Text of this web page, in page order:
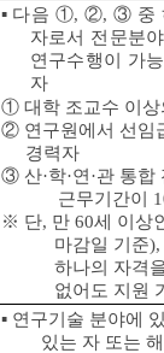
▪ 다음 ①, ②,③ 중
자로서 전문분
연구수행이 가
자
① 대학 조교수 이상
② 연구원에서 선임
경력자
③ 산·학·연 ·관 통합
근무기간이
※ 단, 만 60세 이상
마감일 기준),
하나의 자격
없어도 지원
▪ 연구기술 분야에
있는 자 또는